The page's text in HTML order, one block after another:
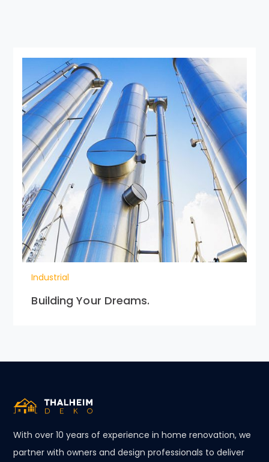
Industrial
Building Your Dreams.
With over 10 years of experience in home renovation, we
partner with owners and design professionals to deliver